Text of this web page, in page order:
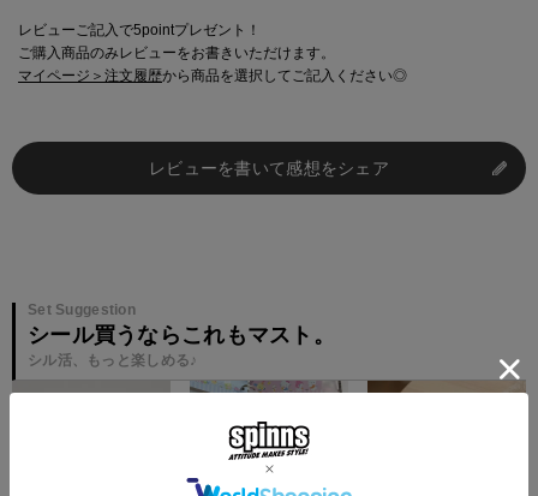
レビューご記入で5pointプレゼント！
ご購入商品のみレビューをお書きいただけます。
マイページ＞注文履歴から商品を選択してご記入ください◎
レビューを書いて感想をシェア
Set Suggestion
シール買うならこれもマスト。
シル活、もっと楽しめる♪